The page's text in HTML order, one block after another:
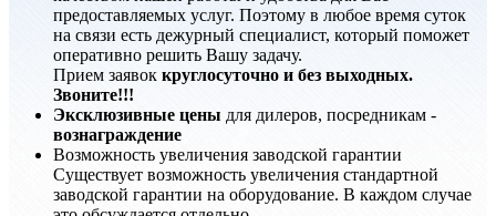
предоставляемых услуг. Поэтому в любое время суток
на связи есть дежурный специалист, который поможет
оперативно решить Вашу задачу.
Прием заявок круглосуточно и без выходных.
Звоните!!!
Эксклюзивные цены для дилеров, посредникам -
вознаграждение
Возможность увеличения заводской гарантии
Существует возможность увеличения стандартной
заводской гарантии на оборудование. В каждом случае